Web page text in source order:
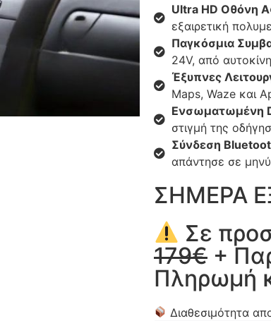
Ultra HD Οθόνη
εξαιρετική
Παγκόσμια
24V, από
Έξυπνες
Maps, Waze και
Ενσωματωμένη
στιγμή της
Σύνδεση
απάντησε σε
ΣΗΜΕΡΑ
Σε
179€ +
Πληρωμή
Διαθεσιμότητα